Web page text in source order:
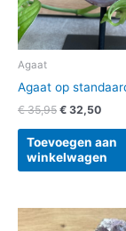
Agaat
Agaat op
€35,95 € 32,50
Toevoegen aan
winkelwagen